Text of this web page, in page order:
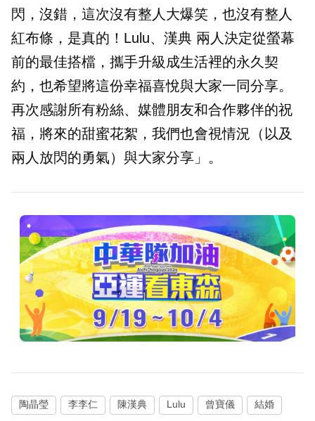
閃，沒錯，這次沒有整人大爆笑，也沒有整人
紅布條，是真的！Lulu、漢典 兩人決定從螢幕
前的最佳搭檔，攜手升級成生活裡的永久契
約，也希望將這份幸福喜悅與大家一同分享。
再次感謝所有粉絲、媒體朋友和合作夥伴的祝
福，將來的甜蜜花絮，我們也會視情況（以及
兩人放閃的勇氣）與大家分享」。
陶晶瑩 李李仁 陳漢典 Lulu 曾寶儀 結婚